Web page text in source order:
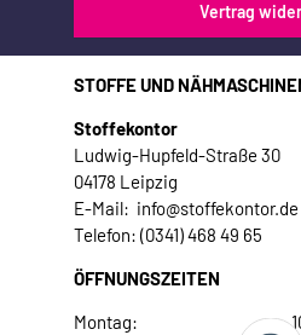
Vertrag
STOFFE UND
Stoffekontor
Ludwig-Hupfeld-Straße 30
04178 Leipzig
E-Mail: info@stoffekontor.de
Telefon: (0341) 468 49 65
ÖFFNUNGSZEITEN
Montag: